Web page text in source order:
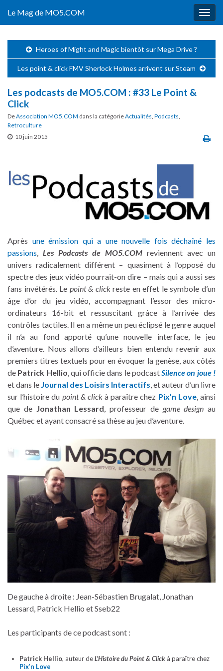
Le Mag de MO5.COM
Heroes of Might and Magic bientôt sur Mega Drive ?
Les point & click FMV Sherlock Holmes arrivent sur Steam
Les podcasts de MO5.COM : #33 Le Point &
Click
DeAssociation MO5.COM dans la catégorieActualités, Podcasts,
Retroculture
10 juin 2015
Après une émission qui a une nouvelle fois déchaîné les
passions, Les Podcasts de MO5.COM reviennent avec un
univers radicalement différent – quasiment à l’opposé du
spectre des jeux vidéo pourrait-on dire – mais qui a aussi ses
fans invétérés. Le point & clickreste en effet le symbole d’un
âge d’or du jeu vidéo, accompagnant l’essor des micro-
ordinateurs 16-bit et ressuscitant grâce à l’arrivée des
contrôles tactiles. Il en a même un peu éclipsé le genre auquel
il n’a au fond apporté qu’une nouvelle interface, le jeu
d’aventure. Nous allons d’ailleurs bien entendu revenir aux
premiers titres textuels pour en évoquer la genèse, aux côtés
de Patrick Hellio, qui officie dans le podcastSilence on joue !
et dans le Journal des Loisirs Interactifs, et auteur d’un livre
sur l’histoire du point & clickà paraître chez Pix’n Love, ainsi
que de Jonathan Lessard, professeur de game design au
Québec et ayant consacré sa thèse au jeu d’aventure.
De gauche à droite : Jean-Sébastien Brugalat, Jonathan
Lessard, Patrick Hellio et Sseb22
Les participants de ce podcast sont :
Patrick Hellio, auteur deL’Histoire du Point & Click à paraître chez
Pix’n Love